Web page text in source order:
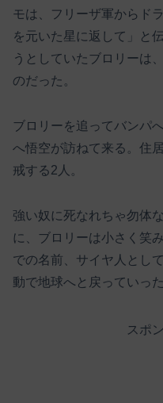
モは、フリーザ軍からド
を元いた星に返して」と
うとしていたブロリーは
のだった。
ブロリーを追ってバンパ
へ悟空が訪ねて来る。住
戒する2人。
強い奴に死なれちゃ勿体
に、ブロリーは小さく笑
での名前、サイヤ人とし
動で地球へと戻っていった
スポ